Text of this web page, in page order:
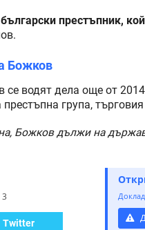
престъпник,
Божков
водят дела още от
група,
Божков дължи на
3
Twitter